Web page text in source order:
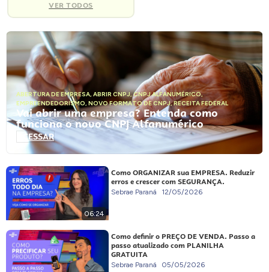
VER TODOS
ABERTURA DE EMPRESA, ABRIR CNPJ,CNPJ ALFANUMÉRICO,
EMPREENDEDORISMO, NOVO FORMATO DE CNPJ,RECEITA FEDERAL
Vai abrir uma empresa? Entenda como
funciona o novo CNPJ Alfanumérico
ACESSAR
06:24
Como ORGANIZAR sua EMPRESA. Reduzir
erros e crescer com SEGURANÇA.
Sebrae Paraná 12/05/2026
Como definir o PREÇO DE VENDA. Passo a
passo atualizado com PLANILHA
GRATUITA
Sebrae Paraná 05/05/2026